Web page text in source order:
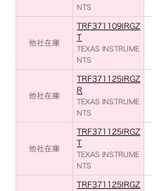
NTS
他社在庫
TRF371109IRGZ
T
TEXAS INSTRUME
NTS
他社在庫
TRF371125IRGZ
R
TEXAS INSTRUME
NTS
他社在庫
TRF371125IRGZ
T
TEXAS INSTRUME
NTS
TRF371125IRGZ